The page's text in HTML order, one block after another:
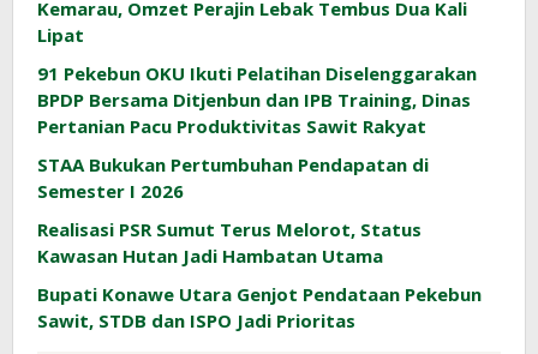
Kemarau, Omzet Perajin Lebak Tembus Dua Kali
Lipat
91 Pekebun OKU Ikuti Pelatihan Diselenggarakan
BPDP Bersama Ditjenbun dan IPB Training, Dinas
Pertanian Pacu Produktivitas Sawit Rakyat
STAA Bukukan Pertumbuhan Pendapatan di
Semester I 2026
Realisasi PSR Sumut Terus Melorot, Status
Kawasan Hutan Jadi Hambatan Utama
Bupati Konawe Utara Genjot Pendataan Pekebun
Sawit, STDB dan ISPO Jadi Prioritas